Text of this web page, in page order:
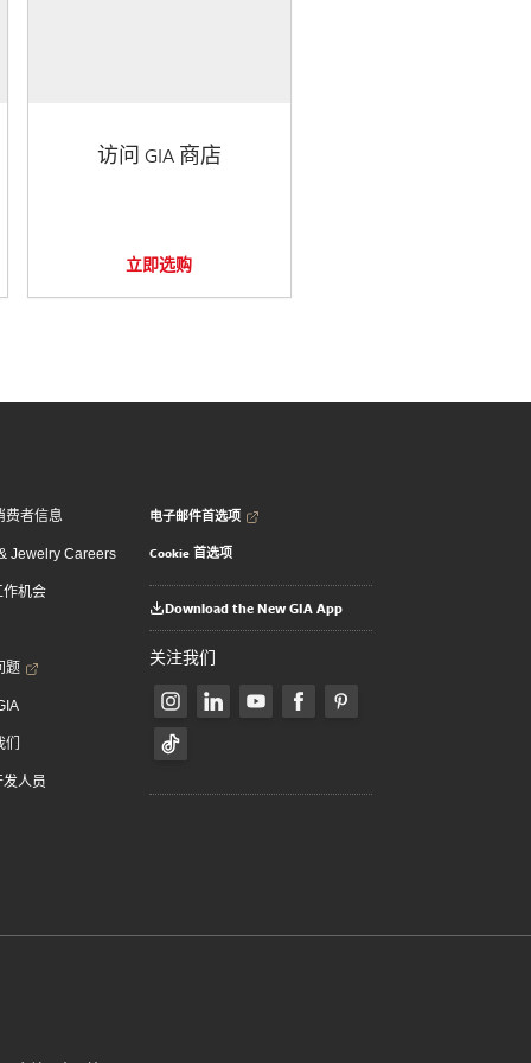
访问 GIA 商店
立即选购
费者信息
Jewelry Careers
作机会
题
发人员
电子邮件首选项
Cookie 首选项
Download the New GIA App
关注我们